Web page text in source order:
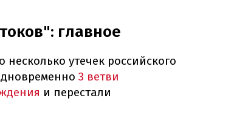
главное
утечек российского
3 ветви
и перестали